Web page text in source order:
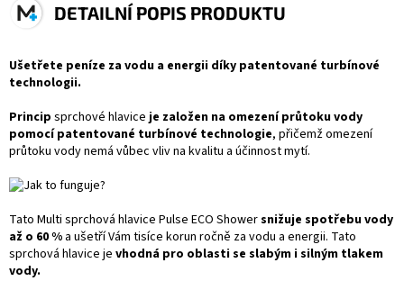
DETAILNÍ POPIS PRODUKTU
Ušetřete peníze za vodu a energii díky patentované turbínové
technologii.
Princip sprchové hlavice je založen na omezení průtoku vody
pomocí patentované turbínové technologie, přičemž omezení
průtoku vody nemá vůbec vliv na kvalitu a účinnost mytí.
Tato Multi sprchová hlavice Pulse ECO Showersnižuje spotřebu vody
až o 60 % a ušetří Vám tisíce korun ročně za vodu a energii. Tato
sprchová hlavice je vhodná pro oblasti se slabým i silným tlakem
vody.